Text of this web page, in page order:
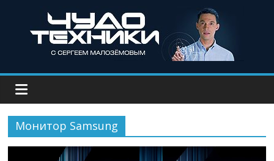
Монитор Samsung